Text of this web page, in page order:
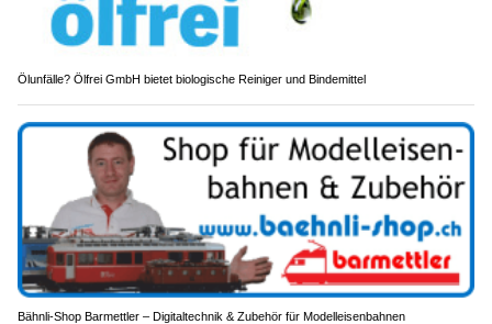
Ölunfälle? Ölfrei GmbH bietet biologische Reiniger und Bindemittel
Bähnli-Shop Barmettler – Digitaltechnik & Zubehör für Modelleisenbahnen